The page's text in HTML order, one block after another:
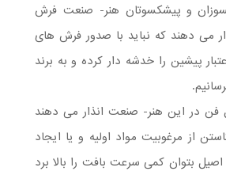
و پیشکسوتان هنر- صنعت فرش
می دهند که نباید با صدور فرش های
پیشین را خدشه دار کرده و به برند
در این هنر- صنعت انذار می دهند
از مرغوبیت مواد اولیه و یا ایجاد
بتوان کمی سرعت بافت را بالا برد